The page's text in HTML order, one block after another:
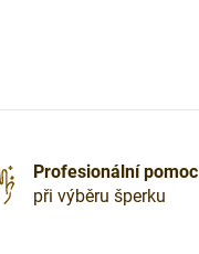
Profesionální pomoc
při výběru šperku